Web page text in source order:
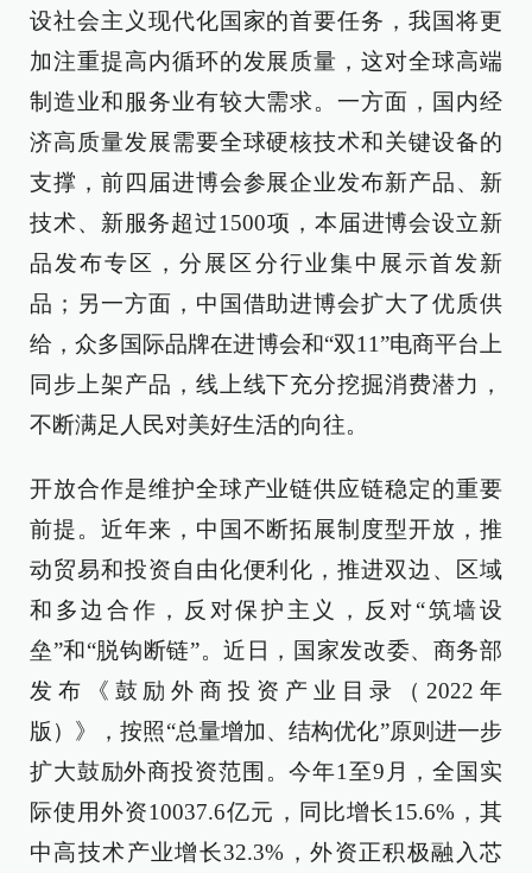
设社会主义现代化国家的首要任务，我国将更
加注重提高内循环的发展质量，这对全球高端
制造业和服务业有较大需求。一方面，国内经
济高质量发展需要全球硬核技术和关键设备的
支撑，前四届进博会参展企业发布新产品、新
技术、新服务超过1500项，本届进博会设立新
品发布专区，分展区分行业集中展示首发新
品；另一方面，中国借助进博会扩大了优质供
给，众多国际品牌在进博会和“双11”电商平台上
同步上架产品，线上线下充分挖掘消费潜力，
不断满足人民对美好生活的向往。
开放合作是维护全球产业链供应链稳定的重要
前提。近年来，中国不断拓展制度型开放，推
动贸易和投资自由化便利化，推进双边、区域
和多边合作，反对保护主义，反对“筑墙设
垒”和“脱钩断链”。近日，国家发改委、商务部
发布《鼓励外商投资产业目录（2022年
版）》，按照“总量增加、结构优化”原则进一步
扩大鼓励外商投资范围。今年1至9月，全国实
际使用外资10037.6亿元，同比增长15.6%，其
中高技术产业增长32.3%，外资正积极融入芯